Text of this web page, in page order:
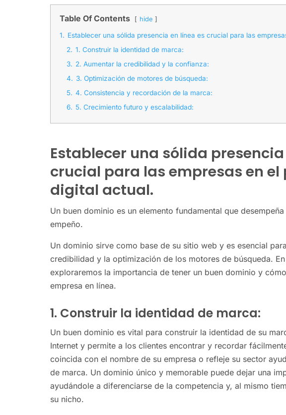
Table Of Contents hide
1. Establecer una sólida presencia en línea es crucial para las
2. 1. Construir la identidad de marca:
3. 2. Aumentar la credibilidad y la confianza:
4. 3. Optimización de motores de búsqueda:
5. 4. Consistencia y recordación de la marca:
6. 5. Crecimiento futuro y escalabilidad:
Establecer una sólida
crucial para las empresas en
digital actual.
Un buen dominio es un elemento fundamental que
empeño.
Un dominio sirve como base de su sitio web y es esencial
credibilidad y la optimización de los motores de búsqueda.
exploraremos la importancia de tener un buen dominio y
empresa en línea.
1. Construir la identidad de marca:
Un buen dominio es vital para construir la identidad de su
Internet y permite a los clientes encontrar y recordar
coincida con el nombre de su empresa o refleje su sector
de marca. Un dominio único y memorable puede dejar una
ayudándole a diferenciarse de la competencia y, al mismo
su nicho.